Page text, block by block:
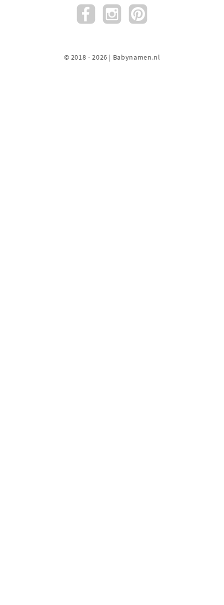
© 2018 - 2026 | Babynamen.nl